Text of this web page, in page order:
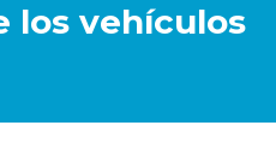
los vehículos